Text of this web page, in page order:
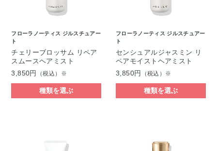
フローラノーティス ジルスチュアー
ト
チェリーブロッサム リペア
スムースヘアミスト
3,850円
（税込）※
種類を選ぶ
フローラノーティス ジルスチュアー
ト
センシュアルジャスミン リ
ペアモイストヘアミスト
3,850円
（税込）※
種類を選ぶ